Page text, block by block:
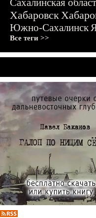
Сахалинская
Хабаровск
Южно-Сахалинск
Все теги >>